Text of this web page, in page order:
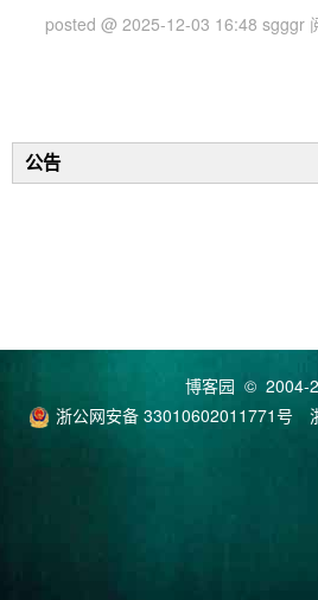
posted @ 2025-12-03 16:48 sgggr
公告
博客园 © 2004-
浙公网安备 33010602011771号